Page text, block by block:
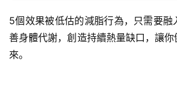
5個效果被低估的減脂行為，只需要融
善身體代謝，創造持續熱量缺口，讓
來。